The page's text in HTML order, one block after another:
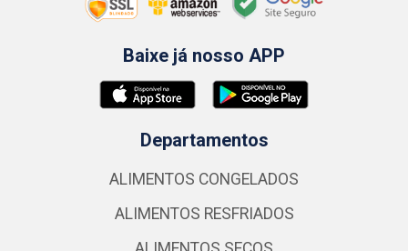
Baixe já nosso APP
Departamentos
ALIMENTOS CONGELADOS
ALIMENTOS RESFRIADOS